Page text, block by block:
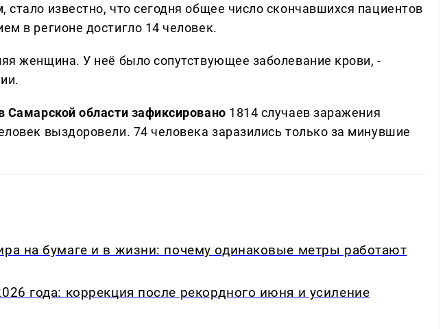
известно, что сегодня общее число скончавшихся пациентов
в регионе достигло 14 человек.
женщина. У неё было сопутствующее заболевание крови, -
Самарской области зафиксировано 1814 случаев заражения
выздоровели. 74 человека заразились только за минувшие
на бумаге и в жизни: почему одинаковые метры работают
года: коррекция после рекордного июня и усиление